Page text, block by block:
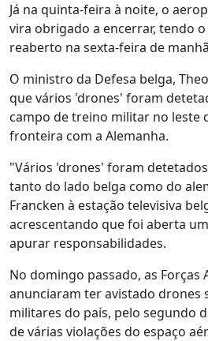
Já na quinta-feira à noite, o
vira obrigado a encerrar, tendo
reaberto na sexta-feira de
O ministro da Defesa belga,
que vários 'drones' foram
campo de treino militar no leste
fronteira com a Alemanha.
"Vários 'drones' foram
tanto do lado belga como do
Francken à estação televisiva
acrescentando que foi aberta
apurar responsabilidades.
No domingo passado, as Forças
anunciaram ter avistado drones
militares do país, pelo segundo
de várias violações do espaço